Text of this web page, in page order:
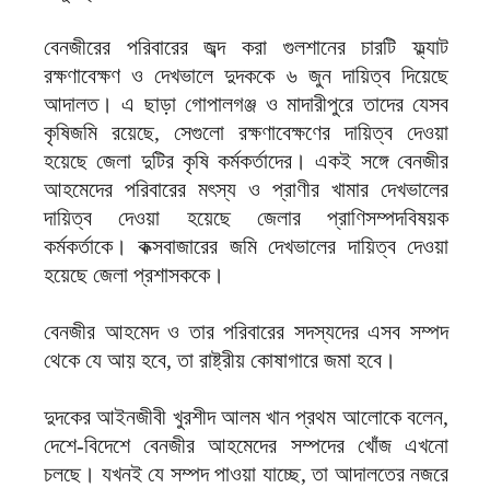
বেনজীরের পরিবারের জব্দ করা গুলশানের চারটি ফ্ল্যাট
রক্ষণাবেক্ষণ ও দেখভালে দুদককে ৬ জুন দায়িত্ব দিয়েছে
আদালত। এ ছাড়া গোপালগঞ্জ ও মাদারীপুরে তাদের যেসব
কৃষিজমি রয়েছে, সেগুলো রক্ষণাবেক্ষণের দায়িত্ব দেওয়া
হয়েছে জেলা দুটির কৃষি কর্মকর্তাদের। একই সঙ্গে বেনজীর
আহমেদের পরিবারের মৎস্য ও প্রাণীর খামার দেখভালের
দায়িত্ব দেওয়া হয়েছে জেলার প্রাণিসম্পদবিষয়ক
কর্মকর্তাকে। কক্সবাজারের জমি দেখভালের দায়িত্ব দেওয়া
হয়েছে জেলা প্রশাসককে।
বেনজীর আহমেদ ও তার পরিবারের সদস্যদের এসব সম্পদ
থেকে যে আয় হবে, তা রাষ্ট্রীয় কোষাগারে জমা হবে।
দুদকের আইনজীবী খুরশীদ আলম খান প্রথম আলোকে বলেন,
দেশে-বিদেশে বেনজীর আহমেদের সম্পদের খোঁজ এখনো
চলছে। যখনই যে সম্পদ পাওয়া যাচ্ছে, তা আদালতের নজরে